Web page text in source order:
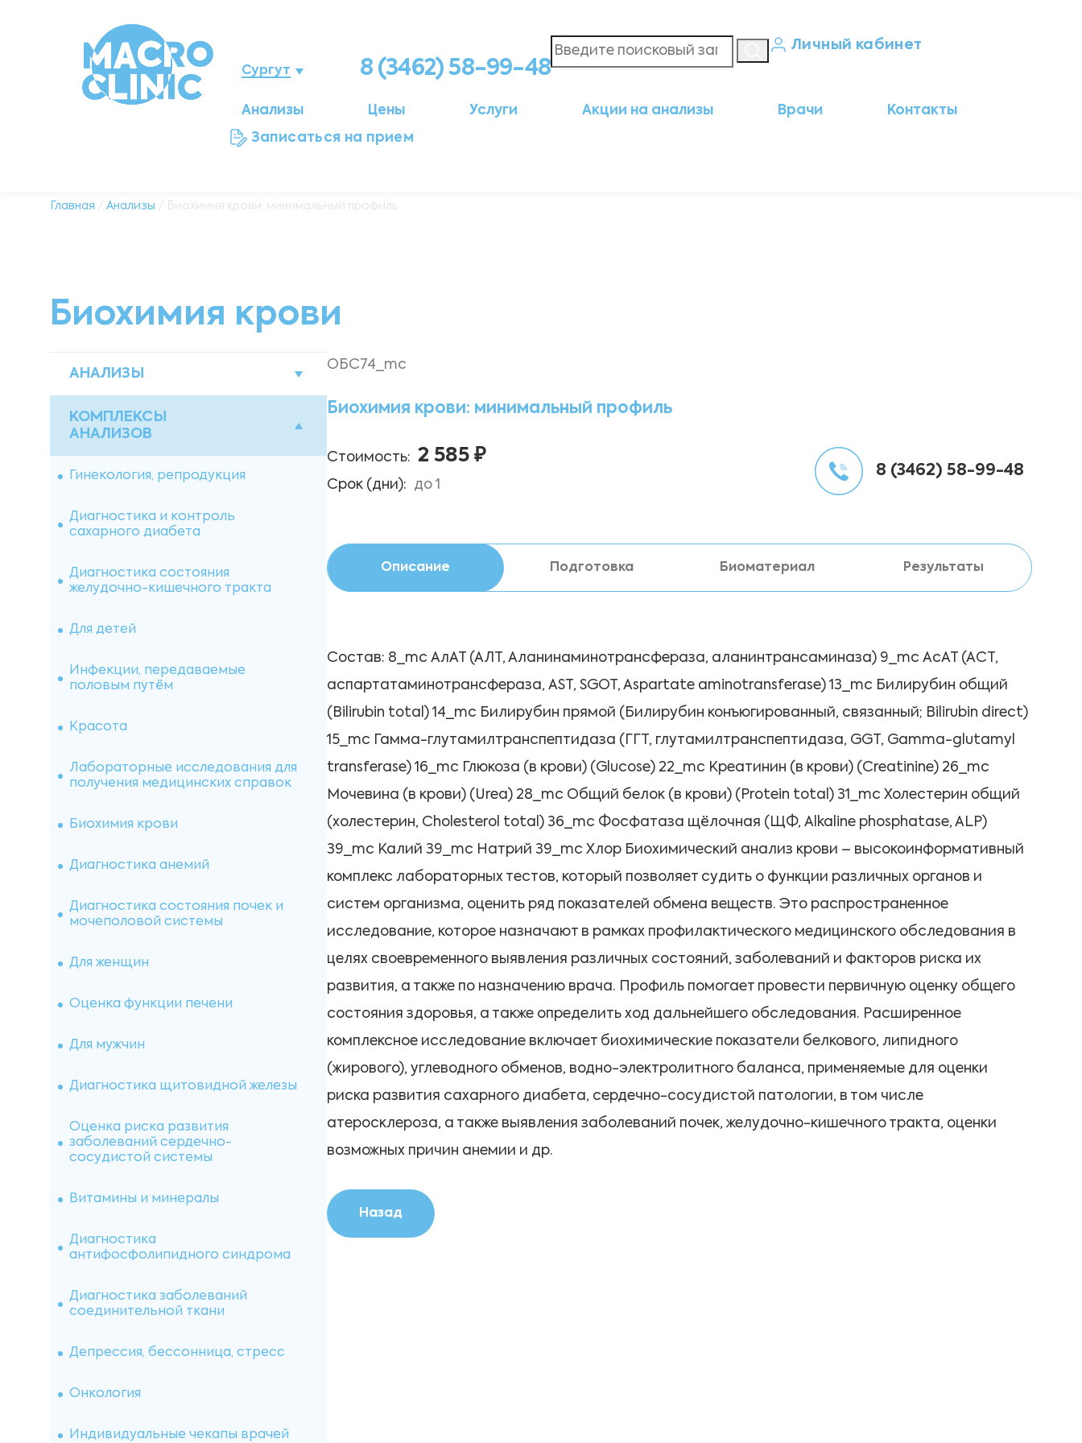
Сургут
Нижневартовск
Новый Уренгой
8 (3462) 58-99-48
Личный кабинет
Анализы Цены Услуги Акции на анализы Врачи
Контакты
Записаться на прием
Главная / Анализы / Биохимия крови: минимальный профиль
Биохимия крови
АНАЛИЗЫ
Акции
Биохимические исследования
Гематологические исследования
Диагностика инфекционных
заболеваний
Исследование кала
Исследования спермы
Витамины
Витамины (IgE специфические)
Индивидуальные аллергены
Пищевые панели IgG4
Анальгетики и нестероидные
противовоспалительные
непереносимость (IgG4)
Иммуноферментный анализ
Иммуноцитохимические
заболеваний
Цитологические исследования
Гистологические исследования
Иммуногистохимические
КОМПЛЕКСЫ
АНАЛИЗОВ
Гинекология, репродукция
Диагностика и контроль
сахарного диабета
Диагностика состояния
желудочно-кишечного тракта
Для детей
Инфекции, передаваемые
половым путём
Красота
Лабораторные исследования для
получения медицинских справок
Биохимия крови
Диагностика анемий
Диагностика состояния почек и
мочеполовой системы
Для женщин
Оценка функции печени
Для мужчин
Диагностика щитовидной железы
Оценка риска развития
заболеваний сердечно-
сосудистой системы
Витамины и минералы
Диагностика
антифосфолипидного синдрома
Диагностика заболеваний
соединительной ткани
Депрессия, бессонница, стресс
Онкология
Индивидуальные чекапы врачей
ОБС74_mc
Биохимия крови: минимальный профиль
Стоимость: 2 585 ₽
Срок (дни): до 1
8 (3462) 58-99-48
Описание Подготовка Биоматериал Результаты
Состав: 8_mc АлАТ (АЛТ, Аланинаминотрансфераза, аланинтрансаминаза) 9_mc АсАТ (АСТ,
аспартатаминотрансфераза, AST, SGOT, Aspartate aminotransferase) 13_mc Билирубин общий
(Bilirubin total) 14_mc Билирубин прямой (Билирубин конъюгированный, связанный; Bilirubin direct)
15_mc Гамма-глутамилтранспептидаза (ГГТ, глутамилтранспептидаза, GGT, Gamma-glutamyl
transferase) 16_mc Глюкоза (в крови) (Glucose) 22_mc Креатинин (в крови) (Creatinine) 26_mc
Мочевина (в крови) (Urea) 28_mc Общий белок (в крови) (Protein total) 31_mc Холестерин общий
(холестерин, Cholesterol total) 36_mc Фосфатаза щёлочная (ЩФ, Alkaline phosphatase, ALP)
39_mc Калий 39_mc Натрий 39_mc Хлор Биохимический анализ крови – высокоинформативный
комплекс лабораторных тестов, который позволяет судить о функции различных органов и
систем организма, оценить ряд показателей обмена веществ. Это распространенное
исследование, которое назначают в рамках профилактического медицинского обследования в
целях своевременного выявления различных состояний, заболеваний и факторов риска их
развития, а также по назначению врача. Профиль помогает провести первичную оценку общего
состояния здоровья, а также определить ход дальнейшего обследования. Расширенное
комплексное исследование включает биохимические показатели белкового, липидного
(жирового), углеводного обменов, водно-электролитного баланса, применяемые для оценки
риска развития сахарного диабета, сердечно-сосудистой патологии, в том числе
атеросклероза, а также выявления заболеваний почек, желудочно-кишечного тракта, оценки
возможных причин анемии и др.
Назад